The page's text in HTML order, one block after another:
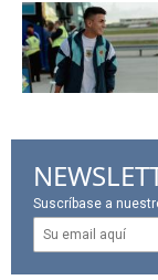
Suscríbase a